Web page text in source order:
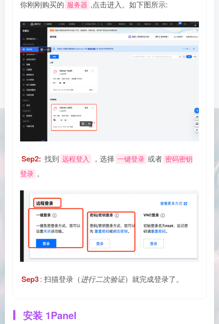
你刚刚购买的 服务器 ,点击进入。如下图所示:
Sep2: 找到 远程登入 ，选择 一键登录 或者 密码密钥
登录 。
Sep3: 扫描登录（进行二次验证）就完成登录了。
安装 1Panel